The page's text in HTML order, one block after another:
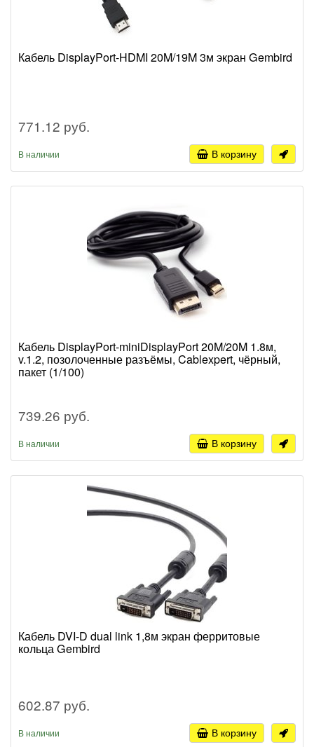
Кабель DisplayPort-HDMI 20M/19M 3м экран Gembird
771.12 руб.
В наличии В корзину
Кабель DisplayPort-miniDisplayPort 20M/20M 1.8м,
v.1.2, позолоченные разъёмы, Cablexpert, чёрный,
пакет (1/100)
739.26 руб.
В наличии В корзину
Кабель DVI-D dual link 1,8м экран ферритовые
кольца Gembird
602.87 руб.
В наличии В корзину